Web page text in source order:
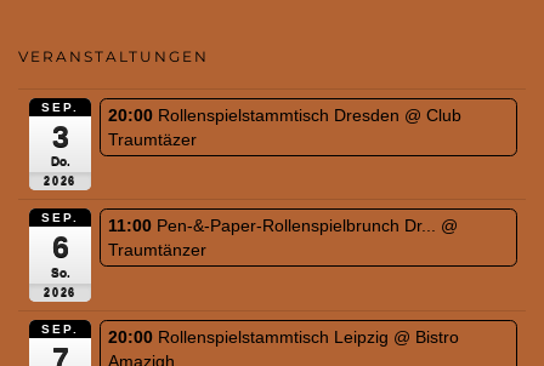
VERANSTALTUNGEN
SEP.
3
Do.
2026
20:00 Rollenspielstammtisch Dresden @ Club
Traumtäzer
SEP.
6
So.
2026
11:00 Pen-&-Paper-Rollenspielbrunch Dr... @
Traumtänzer
SEP.
7
20:00 Rollenspielstammtisch Leipzig @ Bistro
Amazigh